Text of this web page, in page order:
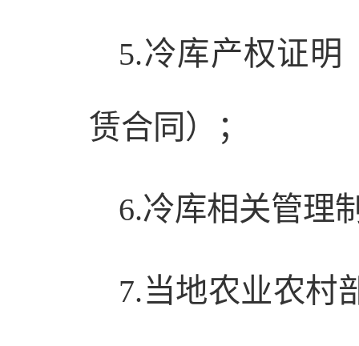
5.冷库产权证明
赁合同）；
6.冷库相关管理
7.当地农业农村